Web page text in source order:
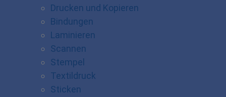
Drucken und Kopieren
Bindungen
Laminieren
Scannen
Stempel
Textildruck
Sticken